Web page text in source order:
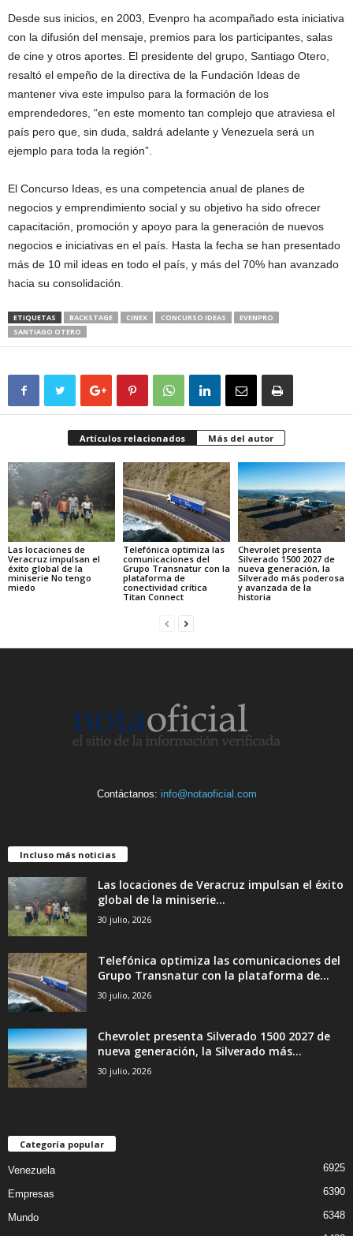
Desde sus inicios, en 2003, Evenpro ha acompañado esta iniciativa
con la difusión del mensaje, premios para los participantes, salas
de cine y otros aportes. El presidente del grupo, Santiago Otero,
resaltó el empeño de la directiva de la Fundación Ideas de
mantener viva este impulso para la formación de los
emprendedores, “en este momento tan complejo que atraviesa el
país pero que, sin duda, saldrá adelante y Venezuela será un
ejemplo para toda la región”.
El Concurso Ideas, es una competencia anual de planes de
negocios y emprendimiento social y su objetivo ha sido ofrecer
capacitación, promoción y apoyo para la generación de nuevos
negocios e iniciativas en el país. Hasta la fecha se han presentado
más de 10 mil ideas en todo el país, y más del 70% han avanzado
hacia su consolidación.
ETIQUETAS BACKSTAGE CINEX CONCURSO IDEAS
EVENPRO
SANTIAGO OTERO
Artículos relacionados Más del autor
Las locaciones de
Veracruz impulsan el
éxito global de la
miniserie No tengo
miedo
Telefónica optimiza las
comunicaciones del
Grupo Transnatur con la
plataforma de
conectividad crítica
Titan Connect
Chevrolet presenta
Silverado 1500 2027 de
nueva generación, la
Silverado más poderosa
y avanzada de la
historia
Contáctanos: info@notaoficial.com
Incluso más noticias
Las locaciones de Veracruz impulsan el éxito
global de la miniserie...
30 julio, 2026
Telefónica optimiza las comunicaciones del
Grupo Transnatur con la plataforma de...
30 julio, 2026
Chevrolet presenta Silverado 1500 2027 de
nueva generación, la Silverado más...
30 julio, 2026
Categoría popular
Venezuela 6925
Empresas 6390
Mundo 6348